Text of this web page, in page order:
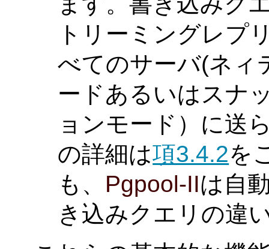
トリーミングレプ
べてのサーバ(ネィ
ードあるいはスナ
ョンモード）に送
の詳細は項3.4.2を
も、 Pgpool-IIは自
き込みクエリの違